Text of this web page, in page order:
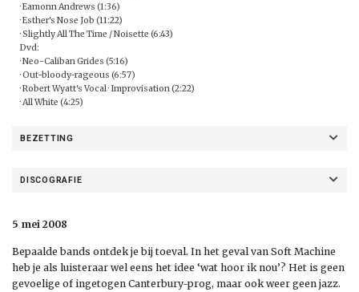
· Eamonn Andrews (1:36)
· Esther's Nose Job (11:22)
· Slightly All The Time / Noisette (6:43)
Dvd:
· Neo-Caliban Grides (5:16)
· Out-bloody-rageous (6:57)
· Robert Wyatt's Vocal · Improvisation (2:22)
· All White (4:25)
BEZETTING
DISCOGRAFIE
5 mei 2008
Bepaalde bands ontdek je bij toeval. In het geval van Soft Machine
heb je als luisteraar wel eens het idee ‘wat hoor ik nou’? Het is geen
gevoelige of ingetogen Canterbury-prog, maar ook weer geen jazz.